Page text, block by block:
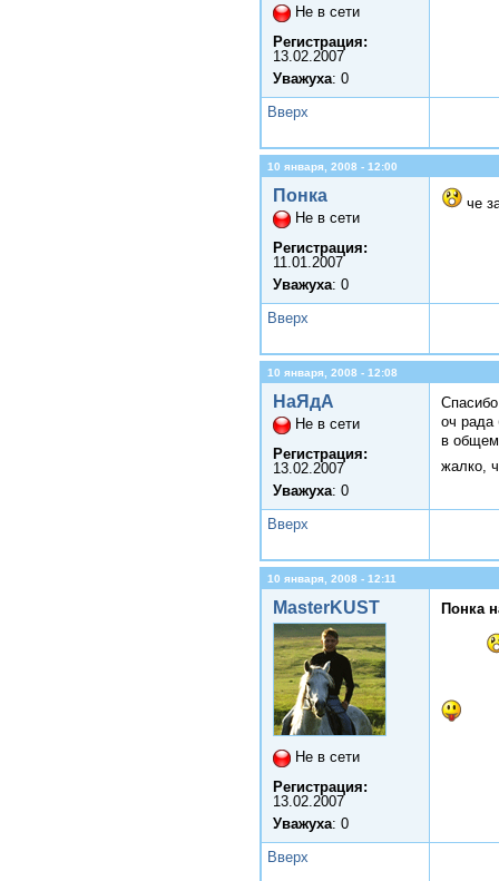
Не в сети
Регистрация:
13.02.2007
Уважуха: 0
Вверх
10 января, 2008 - 12:00
Понка
Не в сети
Регистрация:
11.01.2007
Уважуха: 0
че
Вверх
10 января, 2008 - 12:08
НаЯдА
Не в сети
Регистрация:
13.02.2007
Уважуха: 0
оч рада
в
жалко,
Вверх
10 января, 2008 - 12:11
MasterKUST
Не в сети
Регистрация:
13.02.2007
Уважуха: 0
Понка
Вверх